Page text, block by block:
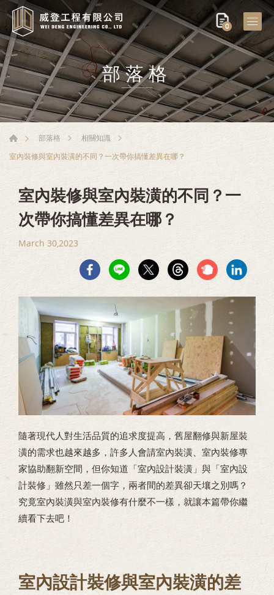
0
部落格
部落格
相關知識
室內裝修與室內裝潢的不同？一次帶你搞懂差異在哪？
室內裝修與室內裝潢的不同？一
次帶你搞懂差異在哪？
March 30,2023
隨著現代人對生活品質的追求度提高，舊屋翻修與新屋裝
潢的需求也越來越多，許多人會請室內裝潢、室內裝修專
家協助翻新空間，但你知道「室內設計裝潢」與「室內設
計裝修」雖然只差一個字，兩者間的差異卻天壤之別嗎？
究竟室內裝潢與室內裝修有什麼不一樣，就讓本篇帶你繼
續看下去吧！
室內設計裝修與室內裝潢的差